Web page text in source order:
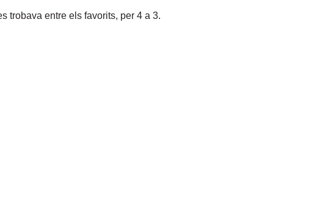
trobava entre els favorits, per 4 a 3.